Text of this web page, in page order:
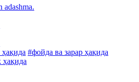
adashma.
#фойда ва зарар ҳақида